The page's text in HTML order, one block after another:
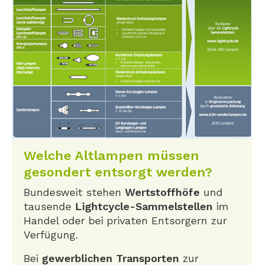
Welche Altlampen müssen
gesondert entsorgt werden?
Bundesweit stehen Wertstoffhöfe und
tausende Lightcycle-Sammelstellen im
Handel oder bei privaten Entsorgern zur
Verfügung.
Bei gewerblichen Transporten zur